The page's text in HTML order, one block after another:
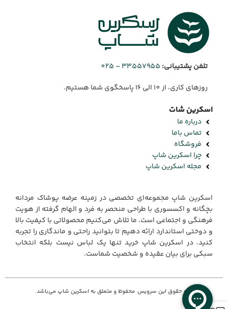
تلفن پشتیبانی: 33557955 – 025
روزهای کاری، از 10 الی 16 پاسخگوی شما هستیم.
اسکرین شات
درباره ما
تماس باما
فروشگاه
چرا اسکرین شاپ
مجله اسکرین شاپ
اسکرین شاپ مجموعه‌ای تخصصی در زمینه عرضه پوشاک مردانه
بچگانه و اکسسوری با طراحی منحصر به فرد و الهام گرفته از هویت
فرهنگی و اجتماعی است. ما تلاش می‌کنیم محصولاتی با کیفیت بالا
و دوختی استاندارد ارائه دهیم تا بتوانید راحتی و ماندگاری را تجربه
کنید. در اسکرین شاپ خرید تنها یک لباس نیست بلکه انتخاب
سبکی برای بیان عقیده و شخصیت شماست.
کلیه حقوق این سرویس محفوظ و متعلق به اسکرین شاپ می‌باشد.